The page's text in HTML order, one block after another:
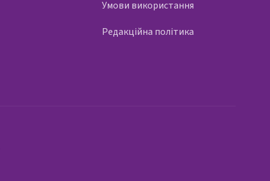
Умови використання
Редакційна політика